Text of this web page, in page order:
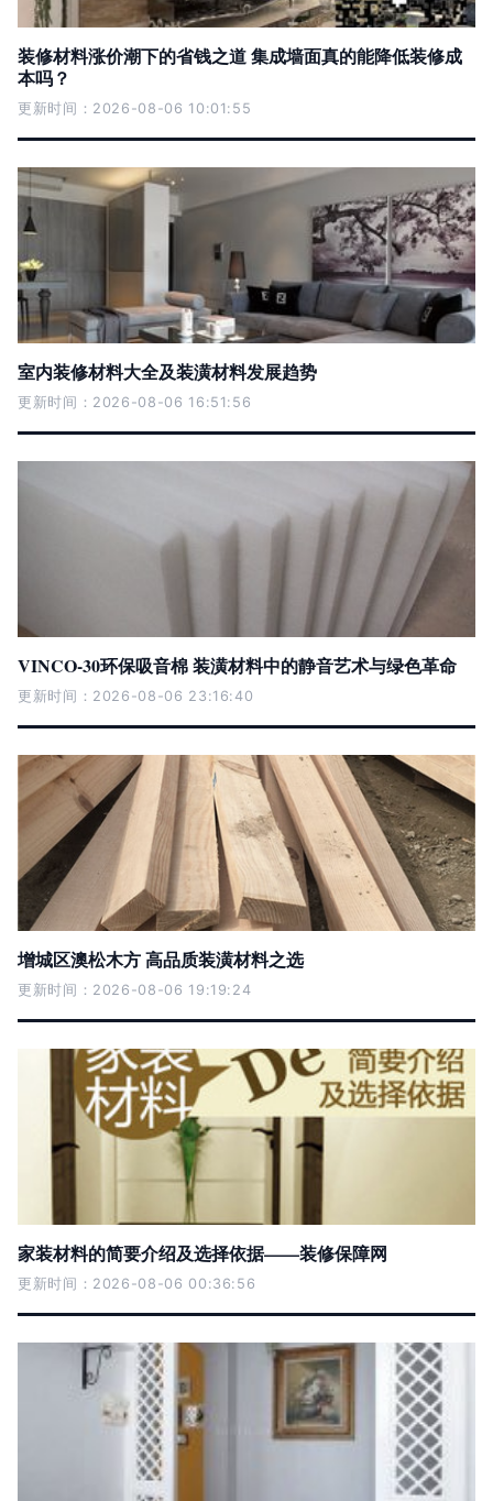
装修材料涨价潮下的省钱之道 集成墙面真的能降低装修成
本吗？
更新时间：2026-08-06 10:01:55
室内装修材料大全及装潢材料发展趋势
更新时间：2026-08-06 16:51:56
VINCO-30环保吸音棉 装潢材料中的静音艺术与绿色革命
更新时间：2026-08-06 23:16:40
增城区澳松木方 高品质装潢材料之选
更新时间：2026-08-06 19:19:24
家装材料的简要介绍及选择依据——装修保障网
更新时间：2026-08-06 00:36:56